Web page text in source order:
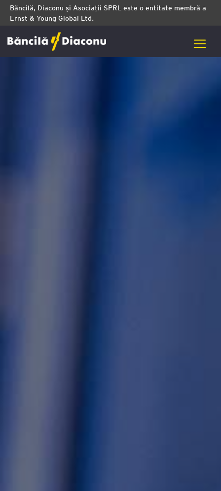
Băncilă, Diaconu și Asociații SPRL este o entitate membră a
Ernst & Young Global Ltd.